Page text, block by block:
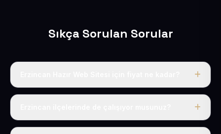
Sıkça Sorulan Sorular
Erzincan dahil Türkiye’nin her yerinde geçerli yıllık tek
Elbette; Erzincan iline bağlı bütün ilçelere uzaktan ve